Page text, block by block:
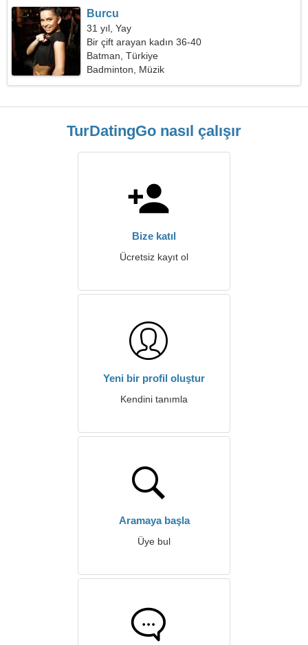
Burcu
31 yıl, Yay
Bir çift arayan kadın 36-40
Batman, Türkiye
Badminton, Müzik
TurDatingGo nasıl çalışır
Bize katıl
Ücretsiz kayıt ol
Yeni bir profil oluştur
Kendini tanımla
Aramaya başla
Üye bul